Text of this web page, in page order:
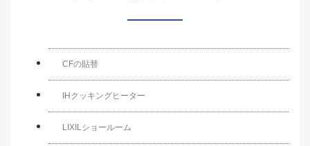
CFの貼替
IHクッキングヒーター
LIXILショールーム